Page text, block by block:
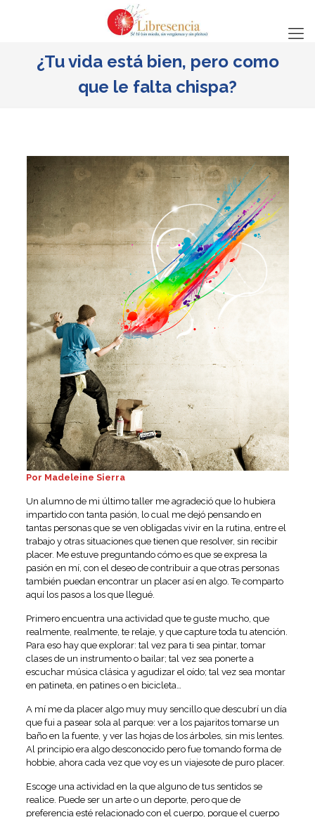
¿Tu vida está bien, pero como
que le falta chispa?
Por Madeleine Sierra
Un alumno de mi último taller me agradeció que lo hubiera
impartido con tanta pasión, lo cual me dejó pensando en
tantas personas que se ven obligadas vivir en la rutina, entre el
trabajo y otras situaciones que tienen que resolver, sin recibir
placer. Me estuve preguntando cómo es que se expresa la
pasión en mí, con el deseo de contribuir a que otras personas
también puedan encontrar un placer así en algo. Te comparto
aquí los pasos a los que llegué.
Primero encuentra una actividad que te guste mucho, que
realmente, realmente, te relaje, y que capture toda tu atención.
Para eso hay que explorar: tal vez para ti sea pintar, tomar
clases de un instrumento o bailar; tal vez sea ponerte a
escuchar música clásica y agudizar el oído; tal vez sea montar
en patineta, en patines o en bicicleta…
A mí me da placer algo muy muy sencillo que descubrí un día
que fui a pasear sola al parque: ver a los pajaritos tomarse un
baño en la fuente, y ver las hojas de los árboles, sin mis lentes.
Al principio era algo desconocido pero fue tomando forma de
hobbie, ahora cada vez que voy es un viajesote de puro placer.
Escoge una actividad en la que alguno de tus sentidos se
realice. Puede ser un arte o un deporte, pero que de
preferencia esté relacionado con el cuerpo, porque el cuerpo